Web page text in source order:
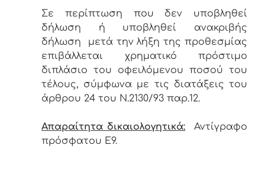
Σε περίπτωση που δεν υποβληθεί
δήλωση ή υποβληθεί ανακριβής
δήλωση μετά την λήξη της προθεσμίας
επιβάλλεται χρηματικό πρόστιμο
διπλάσιο του οφειλόμενου ποσού του
τέλους, σύμφωνα με τις διατάξεις του
άρθρου 24 του Ν.2130/93 παρ.12.
Απαραίτητα δικαιολογητικά: Αντίγραφο
πρόσφατου Ε9.